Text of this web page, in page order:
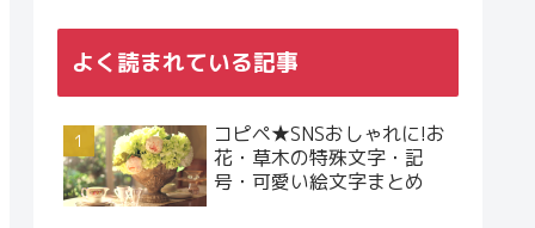
よく読まれている記事
コピペ★SNSおしゃれに!お
花・草木の特殊文字・記
号・可愛い絵文字まとめ